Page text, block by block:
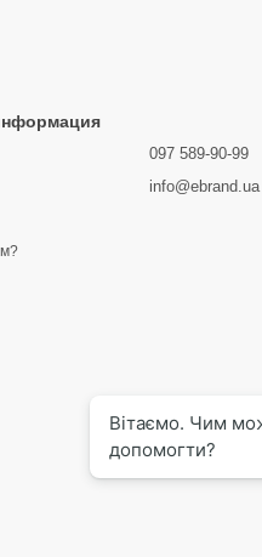
097 589-90-99
info@ebrand.ua